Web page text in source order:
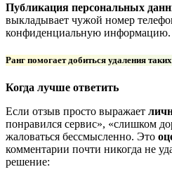
Публикация персональных
выкладывает чужой номер
конфиденциальную информацию.
Ранг помогает добиться удаления
Когда лучше ответить
Если отзыв просто выражает
понравился сервис», «слишком
жаловаться бессмысленно. Это
комментарии почти никогда не
решение: